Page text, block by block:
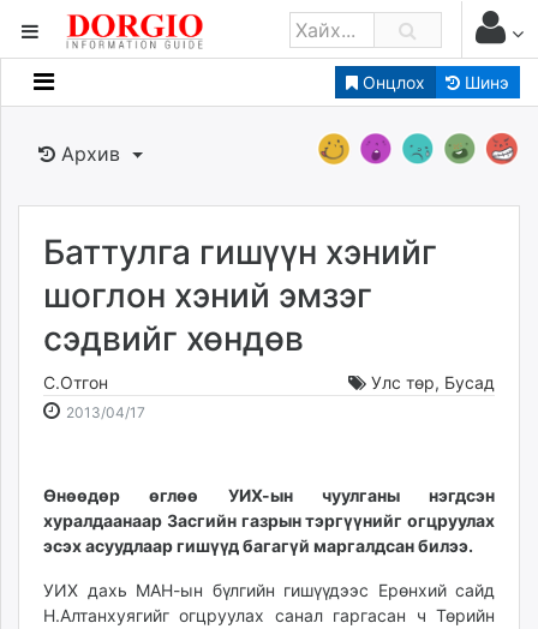
Онцлох Шинэ
Мэдээллийн
Банк санхүү
Бизнес ААН
Төрийн
Нийслэлийн
dorgio.mn
Gogo.mn
caak.mn
Baabar.mn
tovch.mn
ikon.mn
mnb.mn
Livetv.mn
Архив
Баттулга гишүүн хэнийг
шоглон хэний эмзэг
сэдвийг хөндөв
С.Отгон Улс төр, Бусад
2013/04/17
17:22:10
21:28:52
Өнөөдөр өглөө УИХ-ын чуулганы нэгдсэн
хуралдаанаар Засгийн газрын тэргүүнийг огцруулах
эсэх асуудлаар гишүүд багагүй маргалдсан билээ.
УИХ дахь МАН-ын бүлгийн гишүүдээс Ерөнхий сайд
Н.Алтанхуягийг огцруулах санал гаргасан ч Төрийн